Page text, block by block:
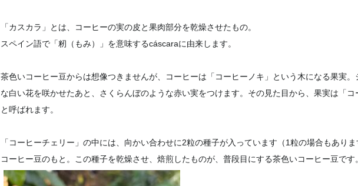
「カスカラ」とは、コーヒーの実の皮と果肉部分を乾燥させたもの。
スペイン語で「籾（もみ）」を意味するcáscaraに由来します。
茶色いコーヒー豆からは想像つきませんが、コーヒーは「コーヒーノキ」という木になる果実。
な白い花を咲かせたあと、さくらんぼのような赤い実をつけます。その見た目から、果実は「コ
と呼ばれます。
「コーヒーチェリー」の中には、向かい合わせに2粒の種子が入っています（1粒の場合もあり
コーヒー豆のもと。この種子を乾燥させ、焙煎したものが、普段目にする茶色いコーヒー豆です。